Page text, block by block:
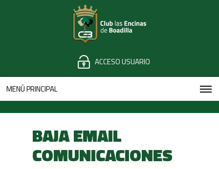
ACCESO USUARIO
MENÚ PRINCIPAL
BAJA EMAIL
COMUNICACIONES